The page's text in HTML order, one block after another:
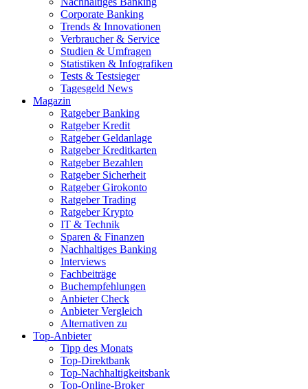
Corporate Banking
Trends & Innovationen
Verbraucher & Service
Studien & Umfragen
Statistiken & Infografiken
Tests & Testsieger
Tagesgeld News
Magazin
Ratgeber Banking
Ratgeber Kredit
Ratgeber Geldanlage
Ratgeber Kreditkarten
Ratgeber Bezahlen
Ratgeber Sicherheit
Ratgeber Girokonto
Ratgeber Trading
Ratgeber Krypto
IT & Technik
Sparen & Finanzen
Nachhaltiges Banking
Interviews
Fachbeiträge
Buchempfehlungen
Anbieter Check
Anbieter Vergleich
Alternativen zu
Top-Anbieter
Tipp des Monats
Top-Direktbank
Top-Nachhaltigkeitsbank
Top-Online-Broker